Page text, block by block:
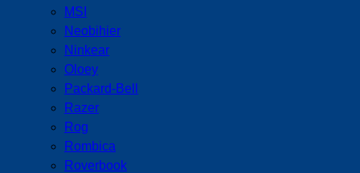
MSI
Neobihier
Ninkear
Oloey
Packard-Bell
Razer
Rog
Rombica
Roverbook